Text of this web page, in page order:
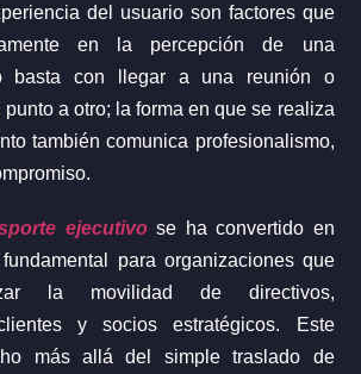
del usuario son factores que
en la percepción de una
basta con llegar a una reunión o
a otro; la forma en que se realiza
también comunica profesionalismo,
ejecutivose ha convertido en
para organizaciones que
la movilidad de directivos,
y socios estratégicos. Este
más allá del simple traslado de